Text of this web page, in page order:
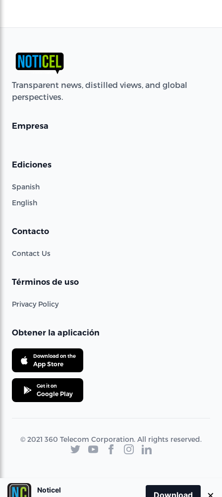
Transparent news, distilled views, and global
perspectives.
Empresa
Ediciones
Spanish
English
Contacto
Contact Us
Términos de uso
Privacy Policy
Obtener la aplicación
Download on the
App Store
Get it on
Google Play
© 2021 360 Telecom Corporation. All rights reserved.
Noticel
Download